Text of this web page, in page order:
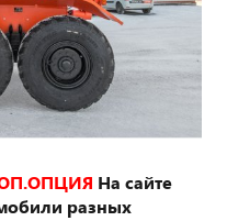
На сайте
разных